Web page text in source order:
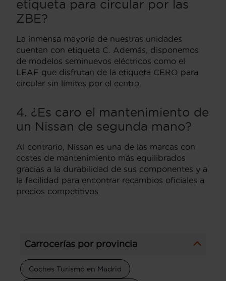
etiqueta para circular por las
ZBE?
La inmensa mayoría de nuestras unidades
cuentan con etiqueta C. Además, disponemos
de modelos seminuevos eléctricos como el
LEAF que disfrutan de la etiqueta CERO para
circular sin límites por el centro.
4. ¿Es caro el mantenimiento de
un Nissan de segunda mano?
Al contrario, Nissan es una de las marcas con
costes de mantenimiento más equilibrados
gracias a la durabilidad de sus componentes y a
la facilidad para encontrar recambios oficiales a
precios competitivos.
Carrocerías por provincia
Coches Turismo en Madrid